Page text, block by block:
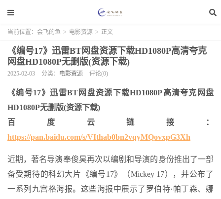
当前位置： 会飞的鱼 > 电影资源 > 正文
《编号17》迅雷BT网盘资源下载HD1080P高清夸克
网盘HD1080P无删版(资源下载)
2025-02-03 分类： 电影资源 评论(0)
《编号17》迅雷BT网盘资源下载HD1080P高清夸克网盘
HD1080P无删版(资源下载)
百度云链接：
https://pan.baidu.com/s/VIthab0bn2vqyMQovxpG3Xh
近期，著名导演奉俊昊再次以编剧和导演的身份推出了一部
备受期待的科幻大片《编号17》（Mickey 17），并公布了
一系列九宫格海报。这些海报中展示了罗伯特·帕丁森、娜